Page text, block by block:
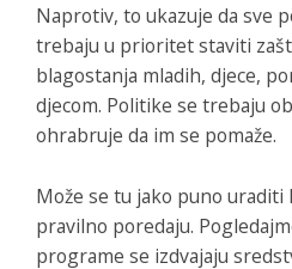
Naprotiv, to ukazuje da sve
trebaju u prioritet staviti
blagostanja mladih, djece,
djecom. Politike se trebaju
ohrabruje da im se pomaže.
Može se tu jako puno
pravilno poredaju.
programe se izdvajaju